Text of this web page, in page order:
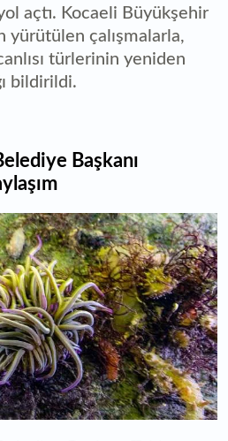
açtı. Kocaeli Büyükşehir
yürütülen çalışmalarla,
türlerinin yeniden
bildirildi.
Başkanı